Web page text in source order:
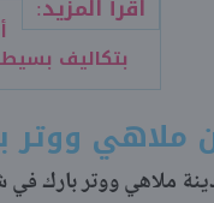
اقرأ المزيد:
بتكاليف
ملاهي ووتر
ووتر بارك في شارع 109 بمدينة